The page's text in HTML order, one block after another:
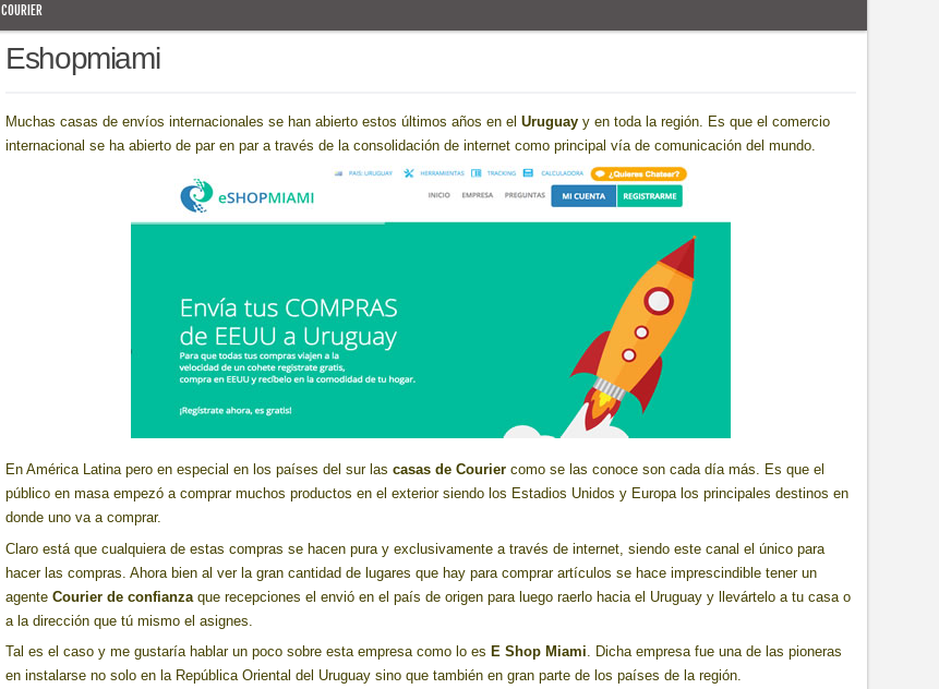
COURIER
Eshopmiami
Muchas casas de envíos internacionales se han abierto estos últimos años en elUruguay y en toda la región. Es que el comercio
internacional se ha abierto de par en par a través de la consolidación de internet como principal vía de comunicación del mundo.
En América Latina pero en especial en los países del sur lascasas de Courier como se las conoce son cada día más. Es que el
público en masa empezó a comprar muchos productos en el exterior siendo los Estadios Unidos y Europa los principales destinos en
donde uno va a comprar.
Claro está que cualquiera de estas compras se hacen pura y exclusivamente a través de internet, siendo este canal el único para
hacer las compras. Ahora bien al ver la gran cantidad de lugares que hay para comprar artículos se hace imprescindible tener un
agenteCourier de confianza que recepciones el envió en el país de origen para luego raerlo hacia el Uruguay y llevártelo a tu casa o
a la dirección que tú mismo el asignes.
Tal es el caso y me gustaría hablar un poco sobre esta empresa como lo es E Shop Miami. Dicha empresa fue una de las pioneras
en instalarse no solo en la República Oriental del Uruguay sino que también en gran parte de los países de la región.